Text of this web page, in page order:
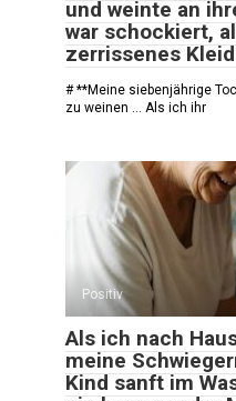
und weinte an
war schockiert,
zerrissenes
# **Meine siebenjährige
zu weinen … Als ich ihr
Positiv
Als ich nach
meine
Kind sanft im